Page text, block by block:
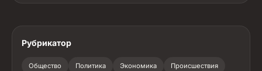
Рубрикатор
Общество Политика Экономика Происшествия